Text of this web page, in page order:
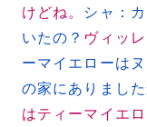
けどね。 シャ：
いたの？ ヴィッレ
ーマイエローは
の家にありました
はティーマイエ